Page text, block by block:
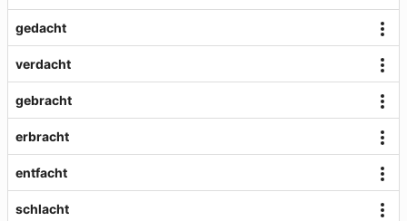
gedacht
verdacht
gebracht
erbracht
entfacht
schlacht